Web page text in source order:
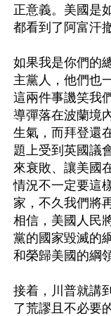
正意義。美國是
都看到了阿富汗
如果我是你們的
主黨人，他們也
這兩件事譏笑我
導彈落在波蘭境
生氣，而拜登還
題上受到英國議
來衰敗、讓美國
情況不一定要這
家，不久我們將
相信，美國人民
黨的國家毀滅的
和榮歸美國的綱領
接着，川普就講
了荒謬且不必要